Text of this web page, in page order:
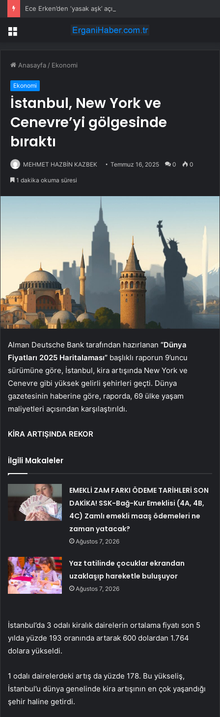
Menü
Anasayfa / Ekonomi
Ekonomi
İstanbul, New York ve
Cenevre’yi gölgesinde
bıraktı
MEHMET HAZBİN KAZBEK Temmuz 16, 2025 0 0
1 dakika okuma süresi
Alman Deutsche Bank tarafından hazırlanan “Dünya
Fiyatları 2025 Haritalaması” başlıklı raporun 9’uncu
sürümüne göre, İstanbul, kira artışında New York ve
Cenevre gibi yüksek gelirli şehirleri geçti. Dünya
gazetesinin haberine göre, raporda, 69 ülke yaşam
maliyetleri açısından karşılaştırıldı.
KİRA ARTIŞINDA REKOR
İlgili Makaleler
EMEKLİ ZAM FARKI ÖDEME TARİHLERİ SON
DAKİKA! SSK-Bağ-Kur Emeklisi (4A, 4B,
4C) Zamlı emekli maaş ödemeleri ne
zaman yatacak?
Ağustos 7, 2026
Yaz tatilinde çocuklar ekrandan
uzaklaşıp hareketle buluşuyor
Ağustos 7, 2026
İstanbul’da 3 odalı kiralık dairelerin ortalama fiyatı son 5
yılda yüzde 193 oranında artarak 600 dolardan 1.764
dolara yükseldi.
1 odalı dairelerdeki artış da yüzde 178. Bu yükseliş,
İstanbul’u dünya genelinde kira artışının en çok yaşandığı
şehir haline getirdi.